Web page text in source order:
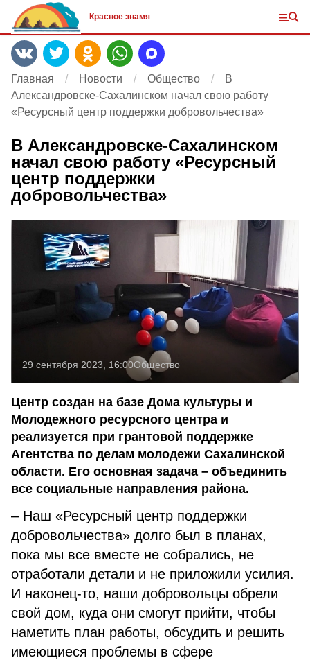
Красное знамя
Главная Новости Общество
В
Александровске-Сахалинском начал свою работу
«Ресурсный центр поддержки добровольчества»
В Александровске-Сахалинском
начал свою работу «Ресурсный
центр поддержки
добровольчества»
29 сентября 2023, 16:00Общество
Центр создан на базе Дома культуры и
Молодежного ресурсного центра и
реализуется при грантовой поддержке
Агентства по делам молодежи Сахалинской
области. Его основная задача – объединить
все социальные направления района.
– Наш «Ресурсный центр поддержки
добровольчества» долго был в планах,
пока мы все вместе не собрались, не
отработали детали и не приложили усилия.
И наконец-то, наши добровольцы обрели
свой дом, куда они смогут прийти, чтобы
наметить план работы, обсудить и решить
имеющиеся проблемы в сфере